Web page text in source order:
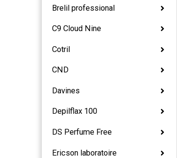
Brelil professional
C9 Cloud Nine
Cotril
CND
Davines
Depilflax 100
DS Perfume Free
Ericson laboratoire